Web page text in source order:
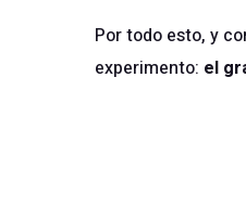
Por todo esto, y
experimento: el